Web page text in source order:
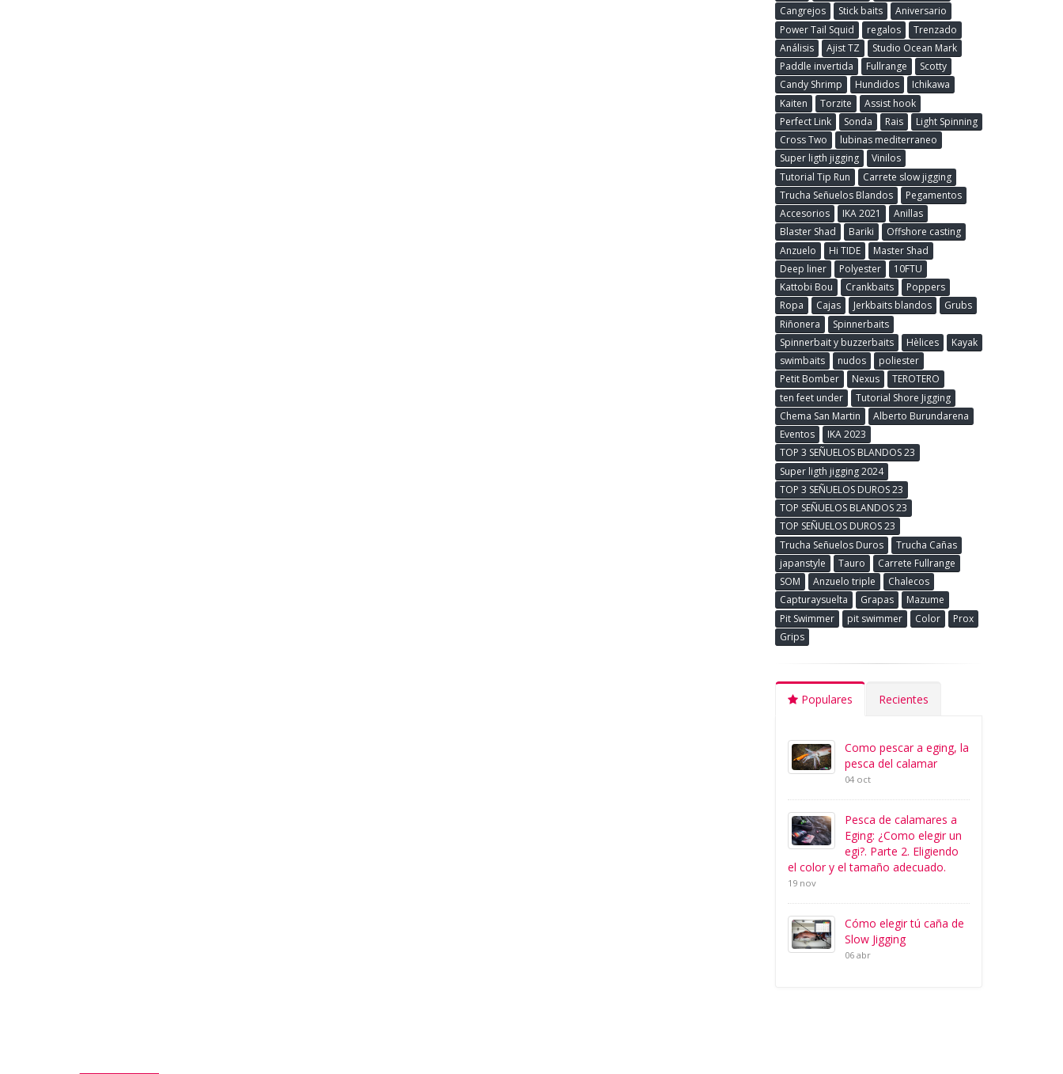
Cangrejos
Stick baits
Aniversario
Power Tail Squid
regalos
Trenzado
Análisis
Ajist TZ
Studio Ocean Mark
Paddle invertida
Fullrange
Scotty
Candy Shrimp
Hundidos
Ichikawa
Kaiten
Torzite
Assist hook
Perfect Link
Sonda Rais
Light Spinning
Cross Two
lubinas mediterraneo
Super ligth jigging
Vinilos
Tutorial Tip Run
Carrete slow jigging
Trucha Señuelos Blandos
Pegamentos
Accesorios
IKA 2021
Anillas
Blaster Shad
Bariki
Offshore casting
Anzuelo
Hi TIDE
Master Shad
Deep liner
Polyester
10FTU
Kattobi Bou
Crankbaits
Poppers
Ropa
Cajas Jerkbaits blandos
Grubs
Riñonera
Spinnerbaits
Spinnerbait y buzzerbaits
Hèlices
Kayak
swimbaits
nudos
poliester
Petit Bomber
Nexus
TEROTERO
ten feet under
Tutorial Shore Jigging
Chema San Martin
Alberto Burundarena
Eventos
IKA 2023
TOP 3 SEÑUELOS BLANDOS 23
Super ligth jigging 2024
TOP 3 SEÑUELOS DUROS 23
TOP SEÑUELOS BLANDOS 23
TOP SEÑUELOS DUROS 23
Trucha Señuelos Duros
Trucha Cañas
japanstyle
Tauro
Carrete Fullrange
SOM
Anzuelo triple
Chalecos
Capturaysuelta
Grapas
Mazume
Pit Swimmer
pit swimmer Color
Prox
Grips
Populares Recientes
Como pescar a eging, la
pesca del calamar
04 oct
Pesca de calamares a
Eging: ¿Como elegir un
egi?. Parte 2. Eligiendo
el color y el tamaño adecuado.
19 nov
Cómo elegir tú caña de
Slow Jigging
06 abr